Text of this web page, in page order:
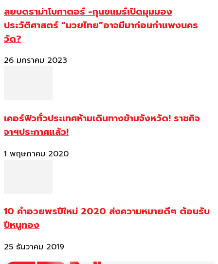
สยบดราม่าโบกาตอร์ -กุนขแมร์เปิดมุมมอง
ประวัติศาสตร์ “มวยไทย”อาจมีมาก่อนกำแพงนคร
วัด?
26 มกราคม 2023
เคอร์ฟิวทั่วประเทศห้ามเดินทางข้ามจังหวัด! ราชกิจ
จาฯประกาศแล้ว!
1 พฤษภาคม 2020
10 คำอวยพรปีใหม่ 2020 ส่งความหมายดีๆ ต้อนรับ
ปีหนูทอง
25 ธันวาคม 2019